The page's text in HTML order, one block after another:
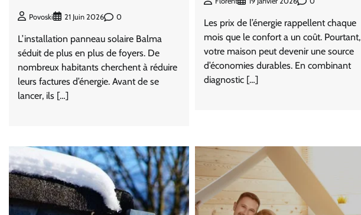
Povoski 21 Juin 2026 0
L’installation panneau solaire Balma
séduit de plus en plus de foyers. De
nombreux habitants cherchent à réduire
leurs factures d’énergie. Avant de se
lancer, ils […]
Les prix de l’énergie rappellent chaque
mois que le confort a un coût. Pourtant,
votre maison peut devenir une source
d’économies durables. En combinant
diagnostic […]